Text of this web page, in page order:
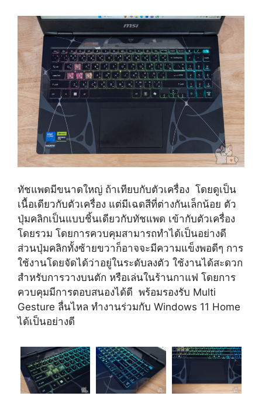
ทัชแพดมีขนาดใหญ่ ถ้าเทียบกับตัวเครื่อง โดยดูเป็น
เนื้อเดียวกับตัวเครื่อง แต่มีเฉดสีที่ต่างกันเล็กน้อย ตัว
ปุ่มคลิกเป็นแบบชิ้นเดียวกับทัชแพด เข้ากับตัวเครื่อง
โดยรวม โดยการควบคุมสามารถทำได้เป็นอย่างดี
ส่วนปุ่มคลิกทั้งซ้ายขวาก็อาจจะมีความแข็งพอดีๆ การ
ใช้งานโดยจัดได้ว่าอยู่ในระดับลงตัว ใช้งานได้สะดวก
สำหรับการวางบนตัก หรือเล่นในร้านกาแฟ โดยการ
ควบคุมมีการตอบสนองได้ดี พร้อมรองรับ Multi
Gesture ลื่นไหล ทำงานร่วมกับ Windows 11 Home
ได้เป็นอย่างดี